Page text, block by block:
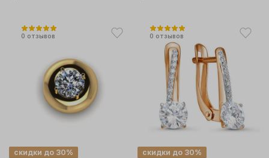
0 отзывов
скидки до 30%
0 отзывов
скидки до 30%